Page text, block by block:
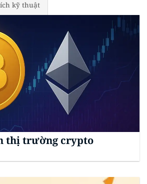
kỹ thuật
thị trường crypto